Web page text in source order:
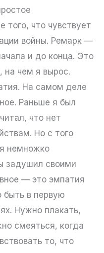
того, что чувствует
войны. Ремарк —
и до конца. Это
на чем я вырос.
На самом деле
Раньше я был
что нет
Но с того
немножко
задушил своими
— это эмпатия
быть в первую
Нужно плакать,
смеяться, когда
то, что